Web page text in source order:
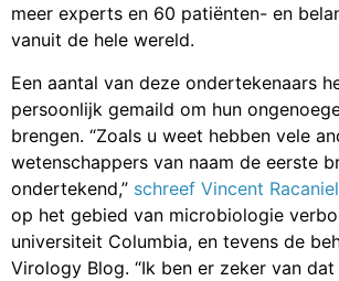
meer experts en 60 patiënten- en
vanuit de hele wereld.
Een aantal van deze ondertekenaars
persoonlijk gemaild om hun
brengen. “Zoals u weet hebben vele
wetenschappers van naam de eerste
ondertekend,” schreef Vincent
op het gebied van microbiologie
universiteit Columbia, en tevens de
Virology Blog. “Ik ben er zeker van